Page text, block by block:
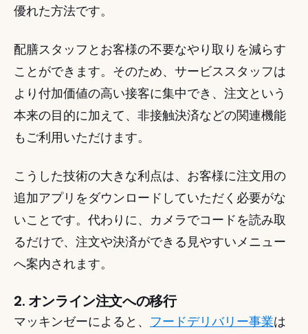
優れた方法です。
配膳スタッフとお客様の不要なやり取りを減らす
ことができます。そのため、サービススタッフは
より付加価値の高い接客に集中でき、注文という
本来の目的に加えて、非接触決済などの関連機能
もご利用いただけます。
こうした技術の大きな利点は、お客様に注文用の
追加アプリをダウンロードしていただく必要がな
いことです。代わりに、カメラでコードを読み取
るだけで、注文や決済ができる見やすいメニュー
へ案内されます。
2. オンライン注文への移行
マッキンゼーによると、 フードデリバリー事業は